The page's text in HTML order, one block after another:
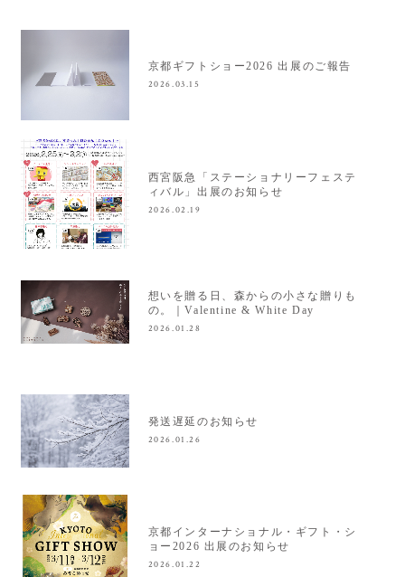
京都ギフトショー2026 出展のご報告
2026.03.15
西宮阪急「ステーショナリーフェステ
ィバル」出展のお知らせ
2026.02.19
想いを贈る日、森からの小さな贈りも
の。｜Valentine & White Day
2026.01.28
発送遅延のお知らせ
2026.01.26
京都インターナショナル・ギフト・シ
ョー2026 出展のお知らせ
2026.01.22